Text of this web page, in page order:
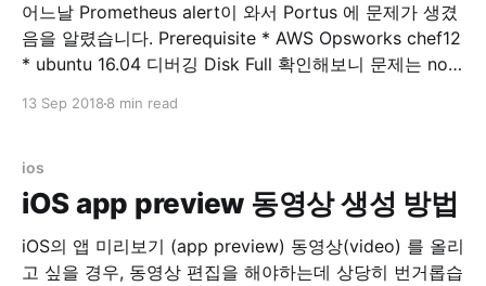
어느날 Prometheus alert이 와서 Portus 에 문제가 생겼
음을 알렸습니다. Prerequisite * AWS Opsworks chef12
* ubuntu 16.04 디버깅 Disk Full 확인해보니 문제는 no
니다. 확인해보니 portus의 nginx 로그가 2GB 씩 stdout,
AWS opsworks
13 Sep 2018 8 min read
ios
iOS app preview 동영상 생성 방법
iOS의 앱 미리보기 (app preview) 동영상(video) 를 올리
고 싶을 경우, 동영상 편집을 해야하는데 상당히 번거롭습